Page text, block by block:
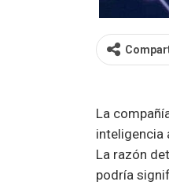
La
inteligencia
La razón
podría